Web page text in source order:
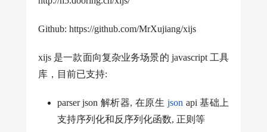
Github: https://github.com/MrXujiang/xijs
xijs 是一款面向复杂业务场景的 javascript 工具
库，目前已支持:
parser json 解析器, 在原生 json api 基础上
支持序列化和反序列化函数, 正则等